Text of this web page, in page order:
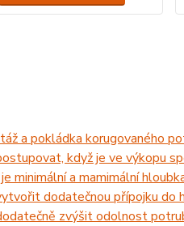
a pokládka korugovaného
když je ve výkopu
je minimální a mamimální
dodatečnou přípojku do
zvýšit odolnost